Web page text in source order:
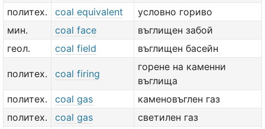
политех.
coal equivalent
условно гориво
мин.
coal face
въглищен забой
геол.
coal field въглищен басейн
политех. coal firing
горене на каменни
въглища
политех.
coal gas
каменовъглен газ
политех.
coal gas светилен газ